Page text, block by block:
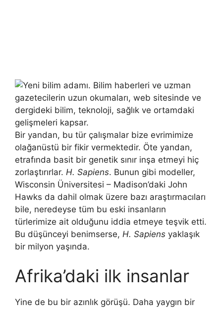
Bir yandan, bu tür çalışmalar bize evrimimize
olağanüstü bir fikir vermektedir. Öte yandan,
etrafında basit bir genetik sınır inşa etmeyi hiç
zorlaştırırlar. H. Sapiens. Bunun gibi modeller,
Wisconsin Üniversitesi – Madison’daki John
Hawks da dahil olmak üzere bazı araştırmacıları
bile, neredeyse tüm bu eski insanların
türlerimize ait olduğunu iddia etmeye teşvik etti.
Bu düşünceyi benimserse, H. Sapiens yaklaşık
bir milyon yaşında.
Afrika’daki ilk insanlar
Yine de bu bir azınlık görüşü. Daha yaygın bir